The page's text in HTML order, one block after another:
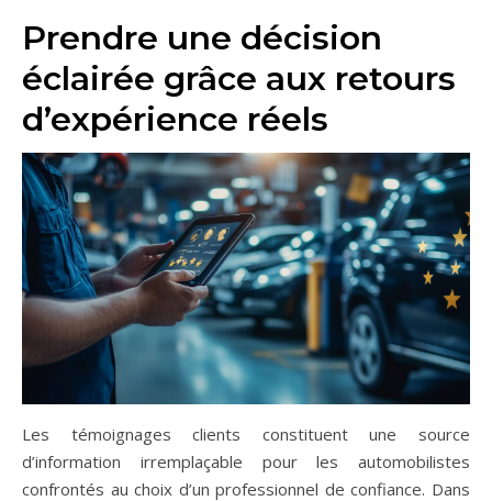
Prendre une décision
éclairée grâce aux retours
d’expérience réels
Les témoignages clients constituent une source
d’information irremplaçable pour les automobilistes
confrontés au choix d’un professionnel de confiance. Dans